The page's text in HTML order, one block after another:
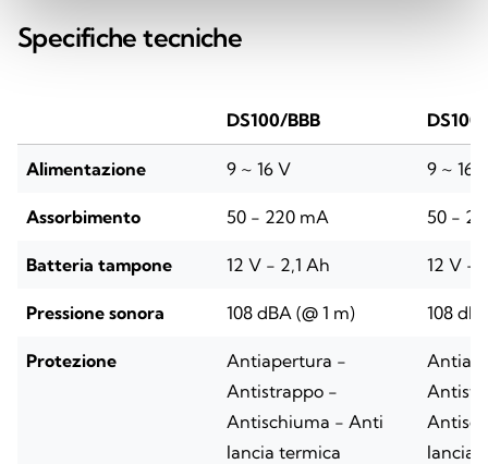
Specifiche tecniche
DS100/BBB
Alimentazione 9 ~ 16 V 9 ~ 16
Assorbimento 50 - 220 mA 50 -
Batteria tampone 12 V - 2,1 Ah 12 V -
Pressione sonora 108 dBA (@ 1 m) 108
Protezione
Antiapertura -
Antistrappo -
Antischiuma - Anti
lancia termica
lancia